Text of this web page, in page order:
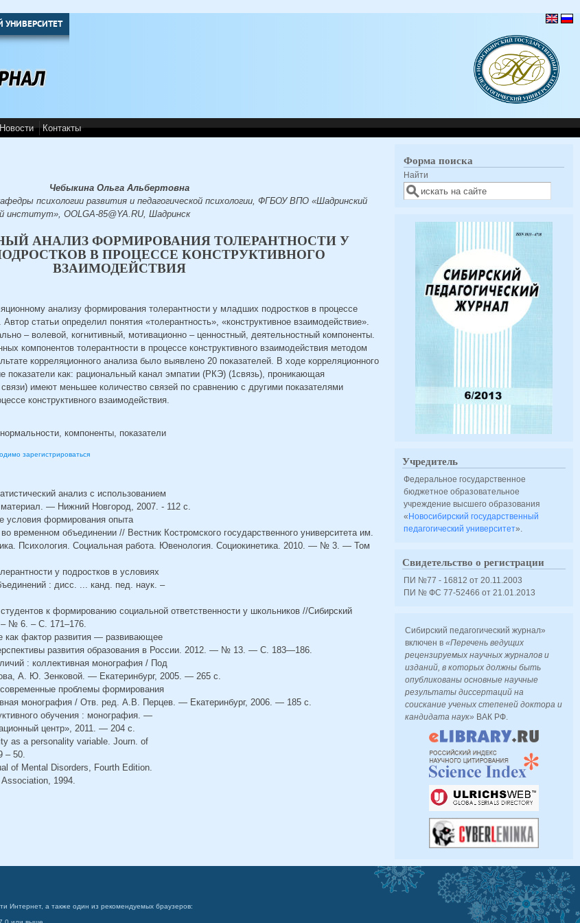
УНИВЕРСИТЕТ
Новости Контакты
Чебыкина Ольга Альбертовна
психологии развития и педагогической психологии, ФГБОУ ВПО «Шадринский
институт», OOLGA-85@YA.RU, Шадринск
АНАЛИЗ ФОРМИРОВАНИЯ ТОЛЕРАНТНОСТИ У
В ПРОЦЕССЕ КОНСТРУКТИВНОГО
ВЗАИМОДЕЙСТВИЯ
анализу формирования толерантности у младших подростков в процессе
Автор статьи определил понятия «толерантность», «конструктивное взаимодействие».
– волевой, когнитивный, мотивационно – ценностный, деятельностный компоненты.
компонентов толерантности в процессе конструктивного взаимодействия методом
корреляционного анализа было выявлено 20 показателей. В ходе корреляционного
показатели как: рациональный канал эмпатии (РКЭ) (1связь), проникающая
имеют меньшее количество связей по сравнению с другими показателями
конструктивного взаимодействия.
компоненты, показатели
зарегистрироваться
анализ с использованием
— Нижний Новгород, 2007. - 112 с.
условия формирования опыта
временном объединении // Вестник Костромского государственного университета им.
Психология. Социальная работа. Ювенология. Социокинетика. 2010. — № 3. — Том
у подростков в условиях
: дисс. ... канд. пед. наук. –
к формированию социальной ответственности у школьников //Сибирский
– № 6. – С. 171–176.
фактор развития — развивающее
развития образования в России. 2012. — № 13. — С. 183—186.
: коллективная монография / Под
А. Ю. Зенковой. — Екатеринбург, 2005. — 265 с.
проблемы формирования
монография / Отв. ред. А.В. Перцев. — Екатеринбург, 2006. — 185 с.
обучения : монография. —
центр», 2011. — 204 с.
as a personality variable. Journ. of
– 50.
of Mental Disorders, Fourth Edition.
1994.
Форма поиска
Найти
Учредитель
Федеральное государственное
бюджетное образовательное
учреждение высшего образования
«Новосибирский государственный
педагогический университет».
Свидетельство о регистрации
ПИ №77 - 16812 от 20.11.2003
ПИ № ФС 77-52466 от 21.01.2013
Сибирский педагогический журнал»
включен в«Перечень ведущих
рецензируемых научных журналов и
изданий, в которых должны быть
опубликованы основные научные
результаты диссертаций на
соискание ученых степеней доктора и
кандидата наук» ВАК РФ.
Интернет, а также один из рекомендуемых браузеров: